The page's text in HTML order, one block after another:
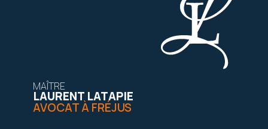
MAÎTRE
LAURENT LATAPIE
AVOCAT À FRÉJUS